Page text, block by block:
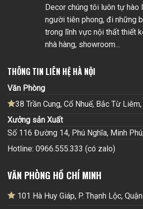
Decor chúng tôi luôn tự hào
người tiên phong, đi những
trong lĩnh vực nội thất thiết
nhà hàng, showroom…
THÔNG TIN LIÊN HỆ HÀ NỘI
Văn Phòng
38 Trần Cung, Cổ Nhuế, Bắc Từ
Xưởng sản Xuất
Số 116 Đường 14, Phú Nghĩa, Minh
Hotline: 0966.555.333 (có zalo)
VĂN PHÒNG HỒ CHÍ MINH
101 Hà Huy Giáp, P. Thạnh Lộc,